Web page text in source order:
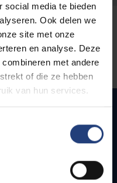
social media te bieden
Ook delen we
site met onze
en analyse. Deze
met andere
of die ze hebben
van hun services.